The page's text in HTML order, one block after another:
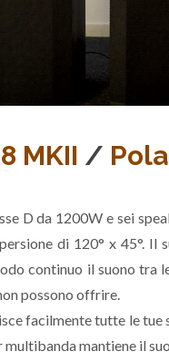
MKII /
D da 1200W e sei
di 120° x 45°.
continuo il suono
possono offrire.
facilmente tutte le
mantiene il